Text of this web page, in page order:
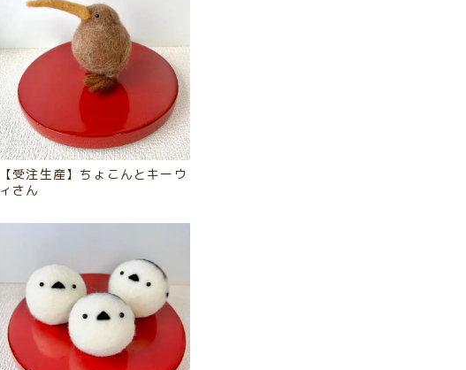
【受注生産】ちょこんとキーウ
ィさん